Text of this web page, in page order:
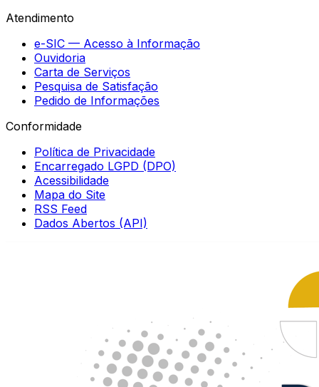
Atendimento
e-SIC — Acesso à Informação
Ouvidoria
Carta de Serviços
Pesquisa de Satisfação
Pedido de Informações
Conformidade
Política de Privacidade
Encarregado LGPD (DPO)
Acessibilidade
Mapa do Site
RSS Feed
Dados Abertos (API)